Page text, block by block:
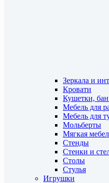
Зеркала и
Кровати
Кушетки,
Мебель для
Мебель для
Мольберты
Мягкая
Стенды
Стенки и
Столы
Стулья
Игрушки